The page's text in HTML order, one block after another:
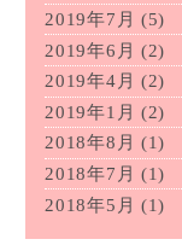
2019年7月 (5)
2019年6月 (2)
2019年4月 (2)
2019年1月 (2)
2018年8月 (1)
2018年7月 (1)
2018年5月 (1)